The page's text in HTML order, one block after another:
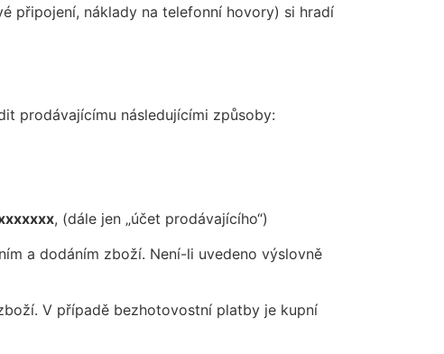
připojení, náklady na telefonní hovory) si hradí
prodávajícímu následujícími způsoby:
, (dále jen „účet prodávajícího“)
a dodáním zboží. Není-li uvedeno výslovně
V případě bezhotovostní platby je kupní